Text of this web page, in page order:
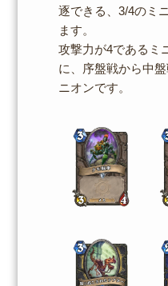
逐できる、3/4のミ
ます。
攻撃力が4であるミ
に、序盤戦から中
ニオンです。